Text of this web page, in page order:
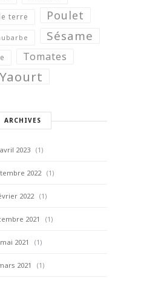
terre Poulet
Sésame
Tomates
Yaourt
ARCHIVES
avril 2023 (1)
2022 (1)
2022 (1)
2021 (1)
mai 2021 (1)
2021 (1)